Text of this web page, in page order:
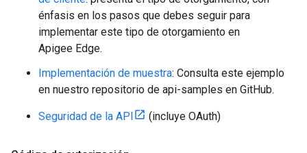
énfasis en los pasos que debes seguir para
implementar este tipo de otorgamiento en
Apigee Edge.
Implementación de muestra: Consulta este ejemplo
en nuestro repositorio de api-samples en GitHub.
Seguridad de la API (incluye OAuth)